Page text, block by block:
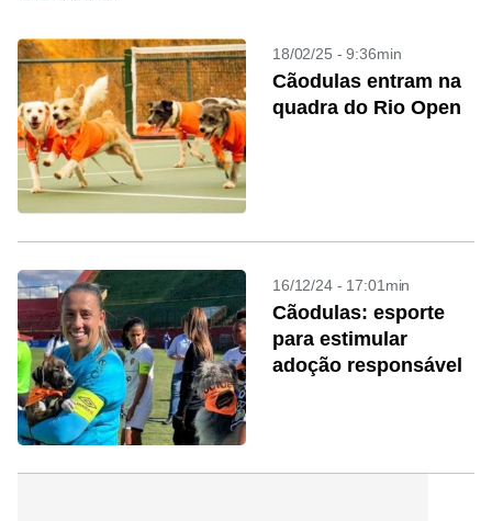
18/02/25 - 9:36min
Cãodulas entram na
quadra do Rio Open
16/12/24 - 17:01min
Cãodulas: esporte
para estimular
adoção responsável